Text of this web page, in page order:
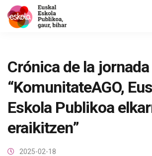
Crónica de la jornada
“KomunitateAGO,
Eskola Publikoa
eraikitzen”
2025-02-18